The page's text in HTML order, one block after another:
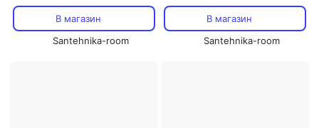
В магазин
Santehnika-room
В магазин
Santehnika-room